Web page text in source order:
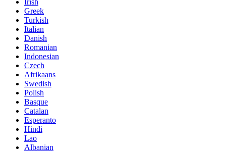
Greek
Turkish
Italian
Danish
Romanian
Indonesian
Czech
Afrikaans
Swedish
Polish
Basque
Catalan
Esperanto
Hindi
Lao
Albanian